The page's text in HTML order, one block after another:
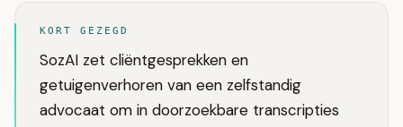
KORT GEZEGD
SozAI zet cliëntgesprekken en
getuigenverhoren van een zelfstandig
advocaat om in doorzoekbare transcripties